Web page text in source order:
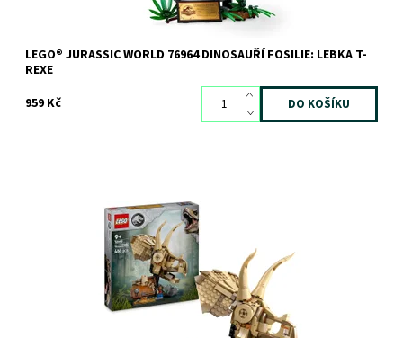
LEGO® JURASSIC WORLD 76964 DINOSAUŘÍ FOSILIE: LEBKA T-
REXE
959 Kč
Postavte si vlastní lebku triceratopse!
Skladem>3 ks
12273
LEGO